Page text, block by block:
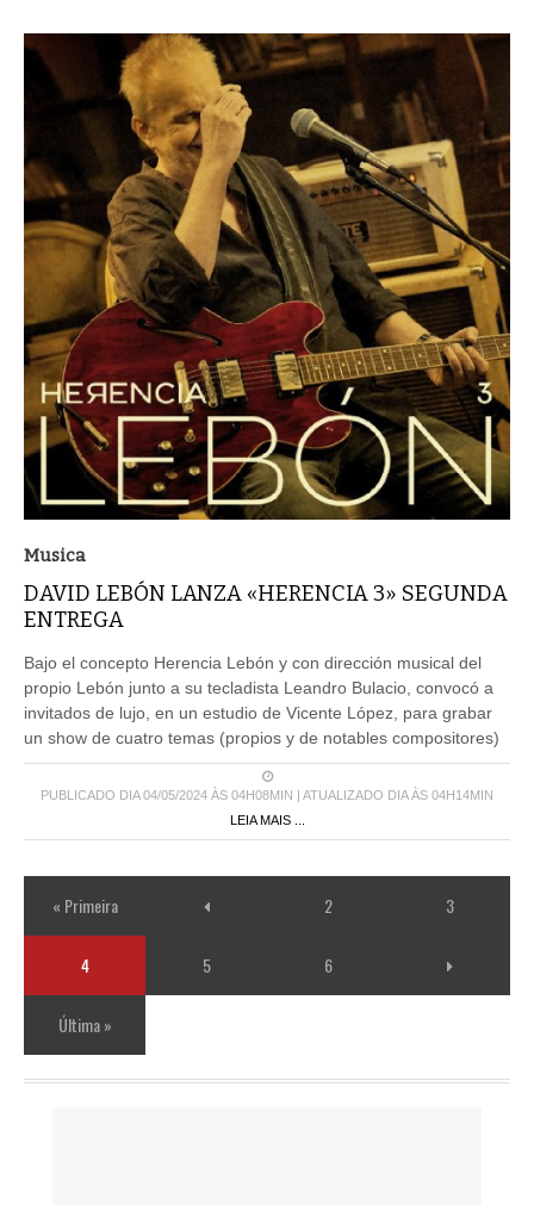
Musica
DAVID LEBÓN LANZA «HERENCIA 3» SEGUNDA
ENTREGA
Bajo el concepto Herencia Lebón y con dirección musical del
propio Lebón junto a su tecladista Leandro Bulacio, convocó a
invitados de lujo, en un estudio de Vicente López, para grabar
un show de cuatro temas (propios y de notables compositores)
PUBLICADO DIA 04/05/2024 ÀS 04H08MIN | ATUALIZADO DIA ÀS 04H14MIN
LEIA MAIS ...
« Primeira 2 3
4 5 6
Última »